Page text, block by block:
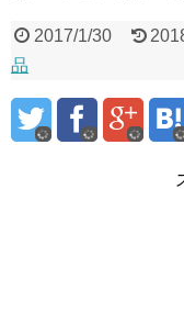
2017/1/30
品